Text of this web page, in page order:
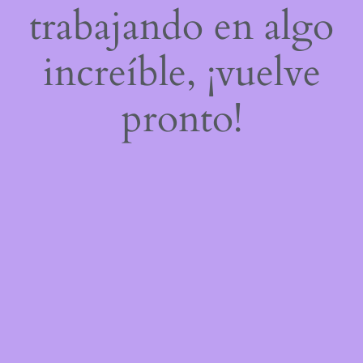
trabajando en algo
increíble, ¡vuelve
pronto!